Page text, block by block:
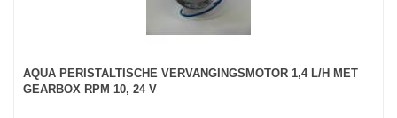
AQUA PERISTALTISCHE VERVANGINGSMOTOR 1,4 L/H MET
GEARBOX RPM 10, 24 V